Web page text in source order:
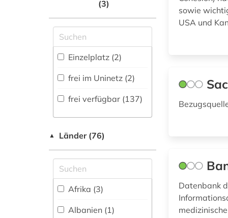
Militärwissenschaft
Musikwissenschaft
(8)
Natur- und
Umweltschutz (6)
Pädagogik (7)
Physik (1)
Politologie (28)
Psychologie (4)
Rechtswissenschaft
(12)
auktionshäuser (1)
ausbildung (1)
ausländerrecht (1)
ausstellung (1)
baden-württemberg
(3)
finanzdienstleistung
Shibboleth
Zugriff vor Ort
(3)
Einzelplatz (2)
frei im Uninetz (2)
frei verfügbar (137)
▲ Länder (76)
Afrika (3)
Albanien (1)
sowie
USA und
Datenbank